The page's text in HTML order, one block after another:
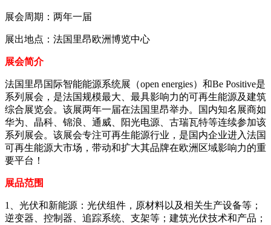
展会周期：两年一届
展出地点：法国里昂欧洲博览中心
展会简介
法国里昂国际智能能源系统展（open energies）和Be Positive是
系列展会，是法国规模最大、最具影响力的可再生能源及建筑
综合展览会。该展两年一届在法国里昂举办。国内知名展商如
华为、晶科、锦浪、通威、阳光电源、古瑞瓦特等连续参加该
系列展会。该展会专注可再生能源行业，是国内企业进入法国
可再生能源大市场，带动和扩大其品牌在欧洲区域影响力的重
要平台！
展品范围
1、光伏和新能源：光伏组件，原材料以及相关生产设备等；
逆变器、控制器、追踪系统、支架等；建筑光伏技术和产品；